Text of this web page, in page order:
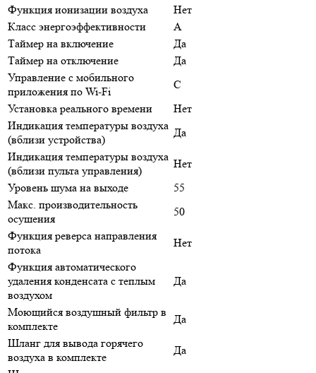
Функция ионизации воздуха
Нет
Класс энергоэффективности
A
Таймер на включение
Да
Таймер на отключение
Да
Управление c мобильного
приложения по Wi-Fi
С
Установка реального времени
Нет
Индикация температуры воздуха
(вблизи устройства)
Да
Индикация температуры воздуха
(вблизи пульта управления)
Нет
Уровень шума на выходе
55
Макс. производительность
осушения
50
Функция реверса направления
потока
Нет
Функция автоматического
удаления конденсата с теплым
воздухом
Да
Моющийся воздушный фильтр в
комплекте
Да
Шланг для вывода горячего
воздуха в комплекте
Да